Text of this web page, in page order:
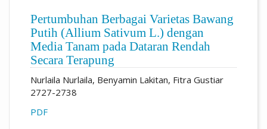
Pertumbuhan Berbagai Varietas Bawang
Putih (Allium Sativum L.) dengan
Media Tanam pada Dataran Rendah
Secara Terapung
Nurlaila Nurlaila, Benyamin Lakitan, Fitra Gustiar
2727-2738
PDF